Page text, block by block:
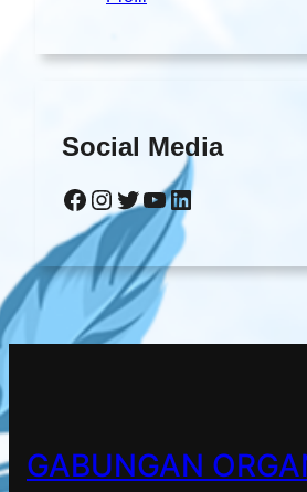
Social Media
Facebook Instagram Twitter YouTube LinkedIn
GABUNGAN